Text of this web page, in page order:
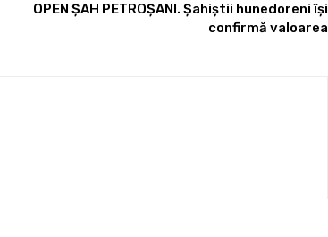
OPEN ȘAH PETROȘANI. Șahiștii hunedoreni își
confirmă valoarea